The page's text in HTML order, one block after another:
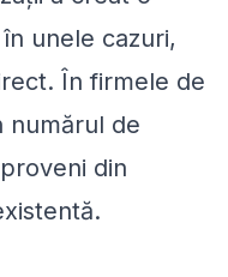
unele cazuri,
În firmele de
numărul de
din